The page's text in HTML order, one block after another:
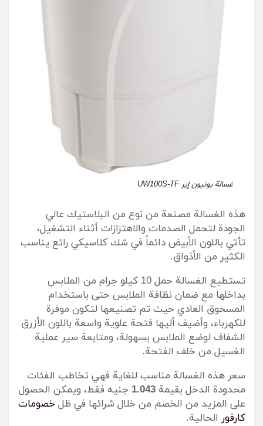
غسالة يونيون إير UW100S-TF
هذه الغسالة مصنعة من نوع من البلاستيك عالي
الجودة لتحمل الصدمات والاهتزازات أثناء التشغيل،
تأتي باللون الأبيض دائماً في شك كلاسيكي رائع يناسب
الكثير من الأذواق.
تستطيع الغسالة حمل 10 كيلو جرام من الملابس
بداخلها مع ضمان نظافة الملابس حتى باستخدام
المسحوق العادي حيث تم تصنيعها لتكون موفرة
للكهرباء، وأضيف أليها فتحة علوية واسعة باللون الأزرق
الشفاف لوضع الملابس بسهولة، ومتابعة سير عملية
الغسيل من خلف الفتحة.
سعر هذه الغسالة مناسب للغاية فهي تخاطب الفئات
محدودة الدخل بقيمة 1.043 جنيه فقط، ويمكن الحصول
على المزيد من الخصم من خلال شرائها في ظل خصومات
كارفور الحالية.